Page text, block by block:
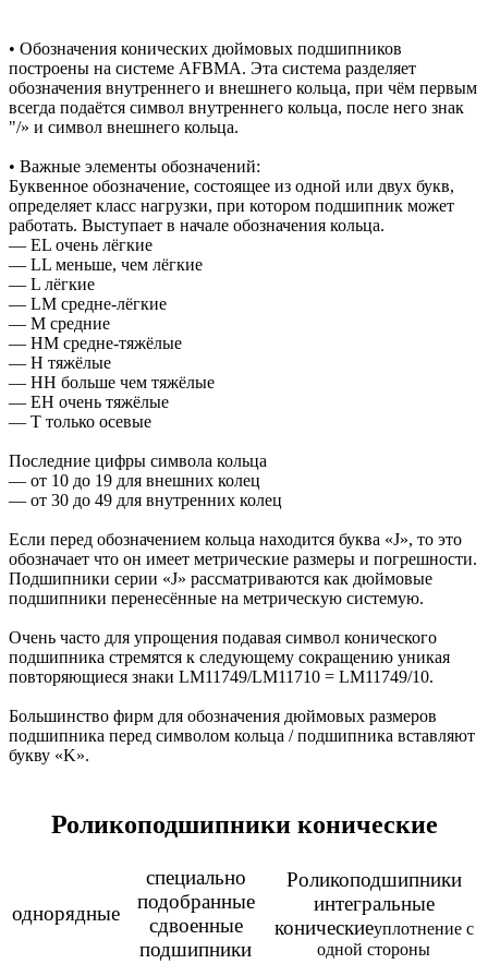
• Обозначения конических дюймовых подшипников
построены на системе AFBMA. Эта система разделяет
обозначения внутреннего и внешнего кольца, при чём первым
всегда подаётся символ внутреннего кольца, после него знак
"/» и символ внешнего кольца.
• Важные элементы обозначений:
Буквенное обозначение, состоящее из одной или двух букв,
определяет класс нагрузки, при котором подшипник может
работать. Выступает в начале обозначения кольца.
— EL очень лёгкие
— LL меньше, чем лёгкие
— L лёгкие
— LM средне-лёгкие
— M средние
— HM средне-тяжёлые
— H тяжёлые
— HH больше чем тяжёлые
— EH очень тяжёлые
— T только осевые
Последние цифры символа кольца
— от 10 до 19 для внешних колец
— от 30 до 49 для внутренних колец
Если перед обозначением кольца находится буква «J», то это
обозначает что он имеет метрические размеры и погрешности.
Подшипники серии «J» рассматриваются как дюймовые
подшипники перенесённые на метрическую системую.
Очень часто для упрoщения подавая символ конического
подшипника стремятся к следующему сокращению уникая
повторяющиеся знаки LM11749/LM11710 = LM11749/10.
Большинство фирм для обозначения дюймовых размеров
подшипника перед символом кольца / подшипника вставляют
букву «K».
Роликоподшипники конические
однорядные
специально
подобранные
сдвоенные
подшипники
Роликоподшипники
интегральныe
коническиеуплотнение с
одной стороны